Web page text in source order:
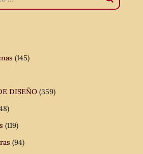
(145)
DISEÑO (359)
(119)
(94)